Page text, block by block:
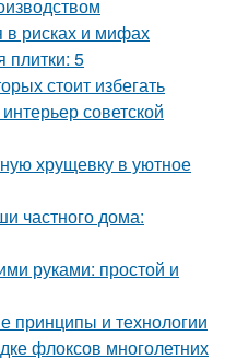
в рисках и мифах
плитки: 5
стоит избегать
советской
хрущевку в уютное
частного дома:
руками: простой и
принципы и технологии
флоксов многолетних